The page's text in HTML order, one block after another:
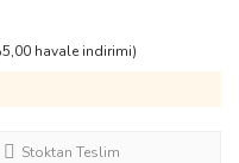
havale indirimi)
Stoktan Teslim